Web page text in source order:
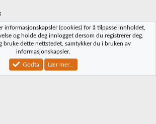
regler Personvernregler
® © 2010-2023 XenForo Ltd.
informasjonskapsler (cookies) for å tilpasse innholdet,
og holde deg innlogget dersom du registrerer deg.
bruke dette nettstedet, samtykker du i bruken av
informasjonskapsler.
Godta Lær mer...